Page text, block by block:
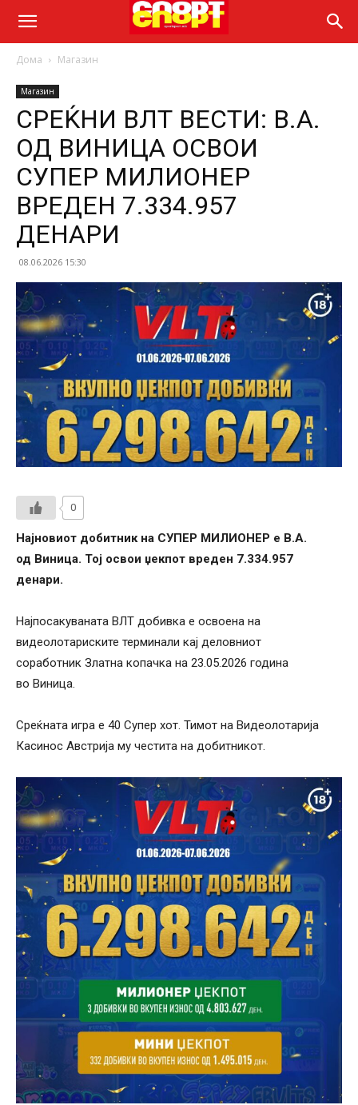
Дома Магазин
Магазин
СРЕЌНИ ВЛТ ВЕСТИ: В.A.
ОД ВИНИЦА ОСВОИ
СУПЕР МИЛИОНЕР
ВРЕДЕН 7.334.957
ДЕНАРИ
08.06.2026 15:30
0
Најновиот добитник на СУПЕР МИЛИОНЕР е В.А.
од Виница. Тој освои џекпот вреден 7.334.957
денари.
Најпосакуваната ВЛТ добивка е освоена на
видеолотариските терминали кај деловниот
соработник Златна копачка на 23.05.2026 година
во Виница.
Среќната игра е 40 Супер хот. Тимот на Видеолотарија
Касинос Австрија му честита на добитникот.